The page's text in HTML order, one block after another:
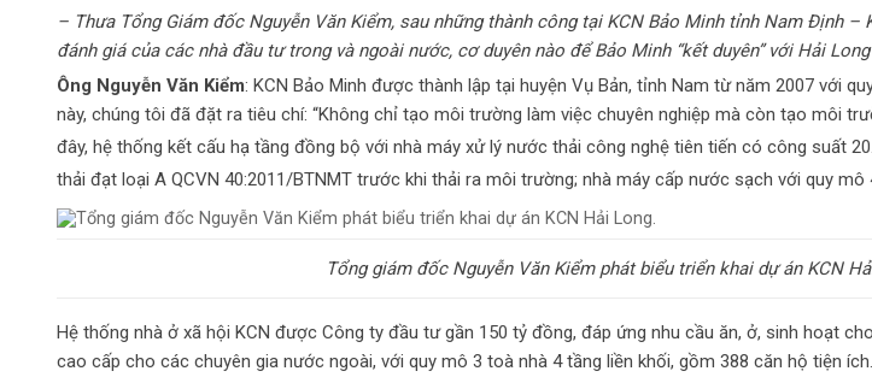
– Thưa Tổng Giám đốc Nguyễn Văn Kiểm, sau những thành công tại KCN Bảo MinhtỉnhNam Định –
đánh giá của các nhà đầu tư trong và ngoài nước, cơ duyên nào để Bảo Minh “kết duyên” với Hải
Ông Nguyễn Văn Kiểm: KCN Bảo Minh được thành lập tại huyện Vụ Bản, tỉnh Nam từ năm 2007 với
này, chúng tôi đã đặt ra tiêu chí: “Không chỉ tạo môi trường làm việc chuyên nghiệp mà còn tạo môi
đây, hệ thống kết cấu hạ tầng đồng bộ với nhà máy xử lý nước thải công nghệ tiên tiến có công suất
thải đạt loại A QCVN 40:2011/BTNMT trước khi thải ra môi trường; nhà máy cấp nước sạch với quy mô
Tổng giám đốc Nguyễn Văn Kiểm phát biểu triển khai dự án KCN
Hệ thống nhà ở xã hội KCN được Công ty đầu tư gần 150 tỷ đồng, đáp ứng nhu cầu ăn, ở, sinh hoạt
cao cấp cho các chuyên gia nước ngoài, với quy mô 3 toà nhà 4 tầng liền khối, gồm 388 căn hộ tiện